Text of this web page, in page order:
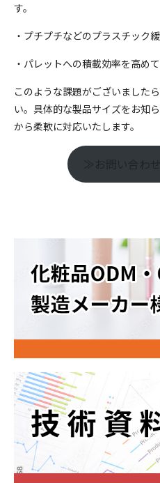
す。
・プチプチなどのプラスチック
・パレットへの積載効率を高め
このような課題がございました
い。具体的な製品サイズをお知
から柔軟に対応いたします。
≫お問い合わ